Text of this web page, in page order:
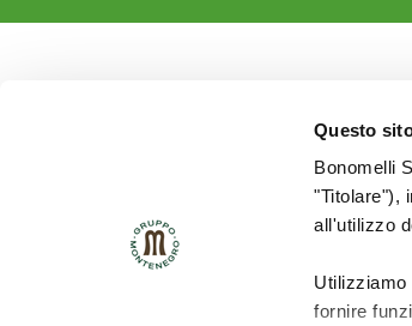
Questo
Bonomelli
"Titolare"),
all'utilizzo
Utilizziamo
fornire